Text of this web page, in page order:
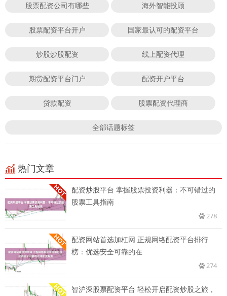
股票配资公司有哪些 海外智能投顾
股票配资平台开户 国家最认可的配资平台
炒股炒股配资 线上配资代理
期货配资平台门户 配资开户平台
贷款配资 股票配资代理商
全部话题标签
热门文章
配资炒股平台 掌握股票投资利器：不可错过的
股票工具指南
278
配资网站首选加杠网 正规网络配资平台排行
榜：优选安全可靠的在
274
智沪深股票配资平台 轻松开启配资炒股之旅，